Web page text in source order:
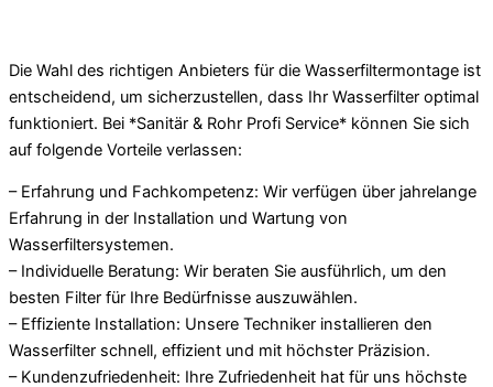
Die Wahl des richtigen Anbieters für die Wasserfiltermontage ist
entscheidend, um sicherzustellen, dass Ihr Wasserfilter optimal
funktioniert. Bei *Sanitär & Rohr Profi Service* können Sie sich
auf folgende Vorteile verlassen:
– Erfahrung und Fachkompetenz: Wir verfügen über jahrelange
Erfahrung in der Installation und Wartung von
Wasserfiltersystemen.
– Individuelle Beratung: Wir beraten Sie ausführlich, um den
besten Filter für Ihre Bedürfnisse auszuwählen.
– Effiziente Installation: Unsere Techniker installieren den
Wasserfilter schnell, effizient und mit höchster Präzision.
– Kundenzufriedenheit: Ihre Zufriedenheit hat für uns höchste